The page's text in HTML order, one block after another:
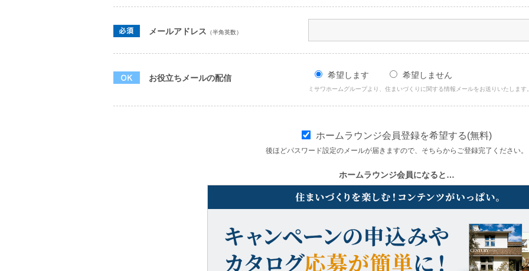
メールアドレス （半角英数）
お役立ちメールの配信 希望します 希望しません
ミサワホームグループより、住まいづくりに関する情報メールをお送りいたします
ホームラウンジ会員登録を希望する(無料)
後ほどパスワード設定のメールが届きますので、そちらからご登録完了ください。
ホームラウンジ会員になると…